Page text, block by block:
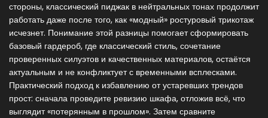
стороны, классический пиджак в нейтральных тонах продолжит
работать даже после того, как «модный» ростуровый трикотаж
исчезнет. Понимание этой разницы помогает сформировать
базовый гардероб, где классический стиль, сочетание
проверенных силуэтов и качественных материалов, остаётся
актуальным и не конфликтует с временными всплесками.
Практический подход к избавлению от устаревших трендов
прост: сначала проведите ревизию шкафа, отложив всё, что
выглядит «потерянным в прошлом». Затем сравните